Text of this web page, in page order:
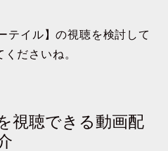
テイル】の視聴を検討して
ださいね。
視聴できる動画配